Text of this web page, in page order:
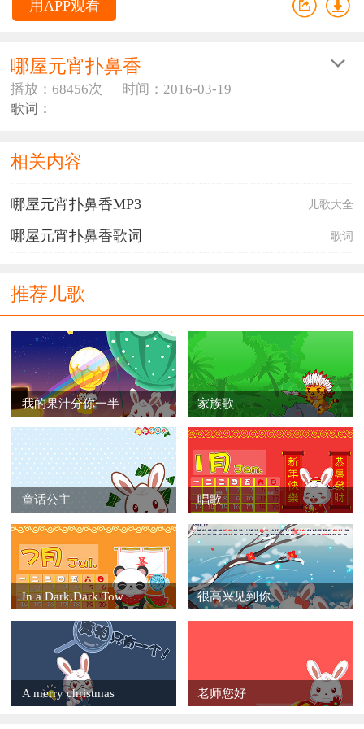
用APP观看
哪屋元宵扑鼻香
播放：68456次
时间：2016-03-19
歌词：
奶奶床前喝碗汤
哥哥元宵我不要
送给隔壁张大娘
相关内容
哪屋元宵扑鼻香MP3 儿歌大全
哪屋元宵扑鼻香歌词 歌词
推荐儿歌
我的果汁分你一半 家族歌
童话公主 唱歌
In a Dark,Dark Tow 很高兴见到你
A merry christmas 老师您好